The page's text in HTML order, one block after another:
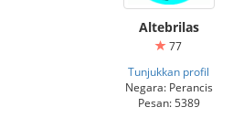
Altebrilas
77
Tunjukkan profil
Negara: Perancis
Pesan: 5389